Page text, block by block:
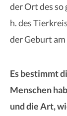
der Ort des so
h. des
der Geburt
Es bestimmt
Menschen
und die Art,